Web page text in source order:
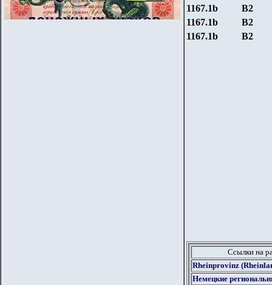
1167.1b
В2
1167.1b
В2
1167.1b В2
Ссылки на
Rheinprovinz
Немецкие